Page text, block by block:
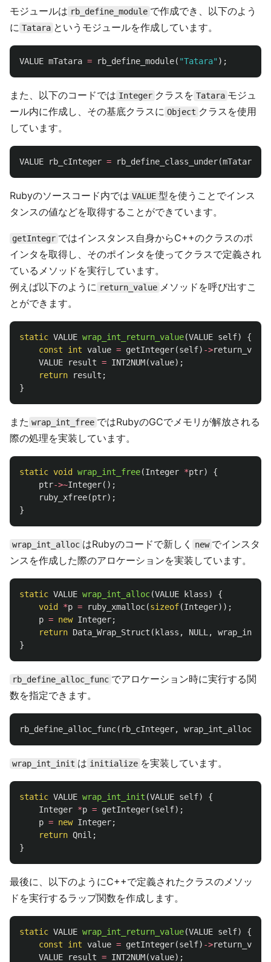
モジュールは rb_define_module で作成でき、以下のよう
に Tatara というモジュールを作成しています。
VALUE mTatara = rb_define_module( "Tatara" );
また、以下のコードでは Integer クラスを Tatara モジュ
ール内に作成し、その基底クラスに Object クラスを使用
しています。
VALUE rb_cInteger = rb_define_class_under(mTatara
Rubyのソースコード内では VALUE 型を使うことでインス
タンスの値などを取得することができています。
getIntegr ではインスタンス自身からC++のクラスのポ
インタを取得し、そのポインタを使ってクラスで定義され
ているメソッドを実行しています。
例えば以下のように return_value メソッドを呼び出すこ
とができます。
static VALUE wrap_int_return_value(VALUE self)
{
const
int value = getInteger(self) ->return_value
VALUE
result = INT2NUM(value);
return
result ;
}
また wrap_int_free ではRubyのGCでメモリが解放される
際の処理を実装しています。
static void wrap_int_free(Integer *ptr)
{
ptr->~Integer();
ruby_xfree(ptr);
}
wrap_int_alloc はRubyのコードで新しく new でインスタ
ンスを作成した際のアロケーションを実装しています。
static VALUE wrap_int_alloc(VALUE klass)
{
void
*p = ruby_xmalloc(sizeof(Integer));
p = new Integer;
return Data_Wrap_Struct ( klass , NULL ,
}
rb_define_alloc_func でアロケーション時に実行する関
数を指定できます。
rb_define_alloc_func( rb_cInteger, wrap_int_alloc
wrap_int_init は initialize を実装しています。
static VALUE wrap_int_init (VALUE self)
{
Integer *p = getInteger(self);
p = new Integer;
return Qnil ;
}
最後に、以下のようにC++で定義されたクラスのメソッ
ドを実行するラップ関数を作成します。
static VALUE wrap_int_return_value(VALUE self)
{
const
int value = getInteger(self) ->return_value
VALUE
result = INT2NUM(value);